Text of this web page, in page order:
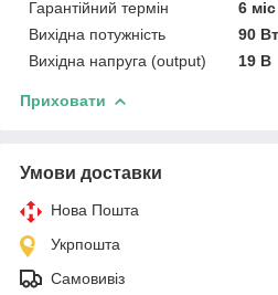
Гарантійний термін
6 міс
Вихідна потужність
90 Вт
Вихідна напруга (output)
19 В
Приховати
Умови доставки
Нова Пошта
Укрпошта
Самовивіз